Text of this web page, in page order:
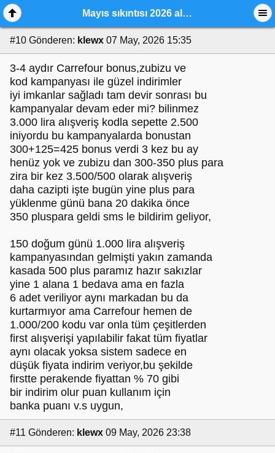
Mayıs sıkıntısı 2026 alışveriş ve indirim günleri,
#10 Gönderen: klewx 07 May, 2026 15:35
3-4 aydır Carrefour bonus,zubizu ve
kod kampanyası ile güzel indirimler
iyi imkanlar sağladı tam devir sonrası bu
kampanyalar devam eder mi? bilinmez
3.000 lira alışveriş kodla sepette 2.500
iniyordu bu kampanyalarda bonustan
300+125=425 bonus verdi 3 kez bu ay
henüz yok ve zubizu dan 300-350 plus para
zira bir kez 3.500/500 olarak alışveriş
daha cazipti işte bugün yine plus para
yüklenme günü bana 20 dakika önce
350 pluspara geldi sms le bildirim geliyor,
150 doğum günü 1.000 lira alışveriş
kampanyasından gelmişti yakın zamanda
kasada 500 plus paramız hazır sakızlar
yine 1 alana 1 bedava ama en fazla
6 adet veriliyor aynı markadan bu da
kurtarmıyor ama Carrefour hemen de
1.000/200 kodu var onla tüm çeşitlerden
first alışverişi yapılabilir fakat tüm fiyatlar
aynı olacak yoksa sistem sadece en
düşük fiyata indirim veriyor,bu şekilde
firstte perakende fiyattan % 70 gibi
bir indirim olur puan kullanım için
banka puanı v.s uygun,
#11 Gönderen: klewx 09 May, 2026 23:38